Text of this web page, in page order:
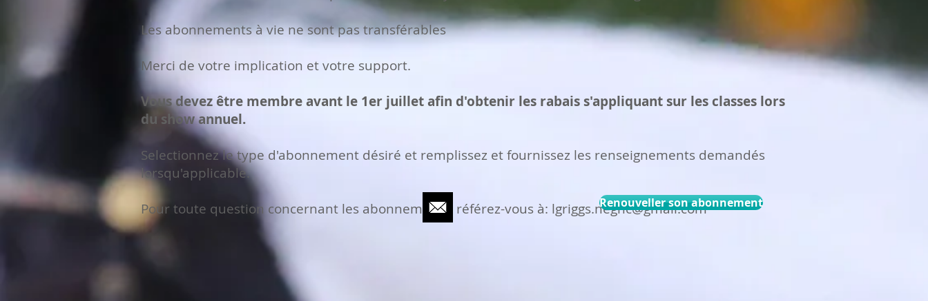
Les abonnements à vie ne sont pas transférables
Merci de votre implication et votre support.
Vous devez être membre avant le 1er juillet afin d'obtenir les rabais s'appliquant sur les classes lors
du show annuel.
Selectionnez le type d'abonnement désiré et remplissez et fournissez les renseignements demandés
lorsqu'applicable.
Pour toute question concernant les abonnements, référez-vous à: lgriggs.neghc@gmail.com
Renouveller son abonnement